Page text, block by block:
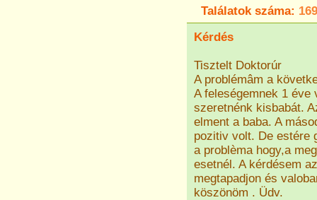
Találatok száma:
Kérdés
Tisztelt Doktorúr
A problémâm a
A feleségemnek 1
szeretnénk kisbabát.
elment a baba. A
pozitiv volt. De estére
a problèma hogy,a
esetnél. A kérdésem
megtapadjon és
köszönöm . Üdv.